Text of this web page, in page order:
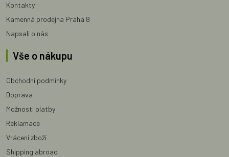
Kontakty
Kamenná prodejna Praha 8
Napsali o nás
Vše o nákupu
Obchodní podmínky
Doprava
Možnosti platby
Reklamace
Vrácení zboží
Shipping abroad